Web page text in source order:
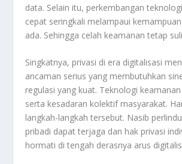
data. Selain itu, perkembangan
cepat seringkali melampaui
ada. Sehingga celah keamanan tetap
Singkatnya, privasi di era digitalisasi
ancaman serius yang membutuhkan
regulasi yang kuat. Teknologi
serta kesadaran kolektif masyarakat.
langkah-langkah tersebut. Nasib
pribadi dapat terjaga dan hak privasi
hormati di tengah derasnya arus